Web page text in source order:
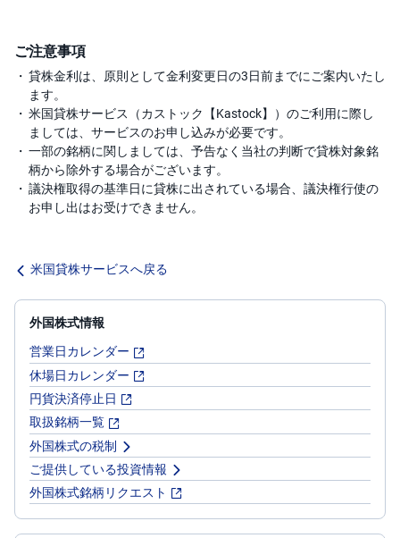
ご注意事項
貸株金利は、原則として金利変更日の3日前までにご案内いたし
ます。
米国貸株サービス（カストック【Kastock】）のご利用に際し
ましては、サービスのお申し込みが必要です。
一部の銘柄に関しましては、予告なく当社の判断で貸株対象銘
柄から除外する場合がございます。
議決権取得の基準日に貸株に出されている場合、議決権行使の
お申し出はお受けできません。
米国貸株サービスへ戻る
外国株式情報
営業日カレンダー
休場日カレンダー
円貨決済停止日
取扱銘柄一覧
外国株式の税制
ご提供している投資情報
外国株式銘柄リクエスト